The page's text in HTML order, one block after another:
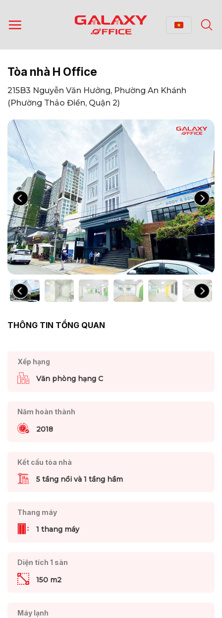
qua
nội
Tòa nhà H Office
215B3 Nguyễn Văn Hưởng, Phường An Khánh
(Phường Thảo Điền, Quận 2)
THÔNG TIN TỔNG QUAN
Xếp hạng
Văn phòng hạng C
Năm hoàn thành
2018
Kết cấu tòa nhà
5 tầng nổi và 1 tầng hầm
Thang máy
1 thang máy
Diện tích 1 sàn
150 m2
Máy lạnh